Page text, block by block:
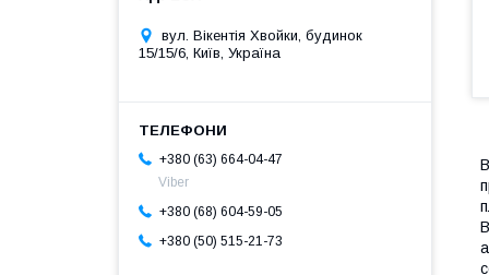
вул. Вікентія Хвойки, будинок
15/15/6, Київ, Україна
+380 (63) 664-04-47
Viber
+380 (68) 604-59-05
+380 (50) 515-21-73